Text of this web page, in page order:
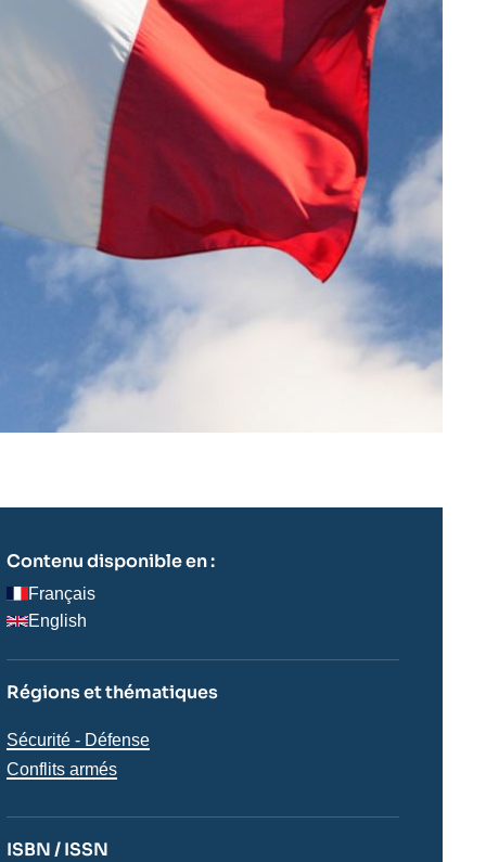
Contenu disponible en :
Français
English
Régions et thématiques
Thématiques
analyses
Sécurité - Défense
Conflits armés
ISBN / ISSN